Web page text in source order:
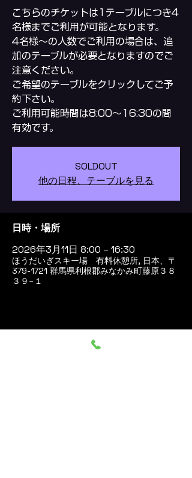
こちらのチケットは1テーブルにつき4
名様までご利用が可能となります。
4名様～の人数でご利用の場合は、追
加のテーブルが必要となりますのでご
注意ください。
ご希望のテーブルをクリックしてご予
約下さい。
ご利用可能時間は8:00～16:30の間
SOLDOUT
他の日程、テーブルを見る
日時・場所
2026年3月11日 8:00 – 16:30
ほうだいぎスキー場 有料休憩所, 日本、〒
379-1721 群馬県利根郡みなかみ町藤原３８
３９−１
このイベントをシェア